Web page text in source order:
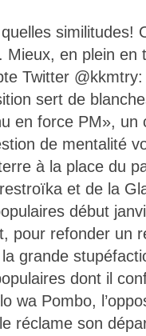
similitudes!
Mieux, en plein en
Twitter @kkmtry:
sert de
en force PM», un
de mentalité
à la place du
et de la
début
pour refonder un
grande
dont il
wa Pombo,
réclame son